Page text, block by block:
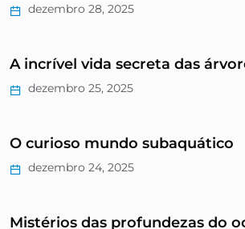
dezembro 28, 2025
A incrível vida secreta das
dezembro 25, 2025
O curioso mundo subaquático
dezembro 24, 2025
Mistérios das profundezas do